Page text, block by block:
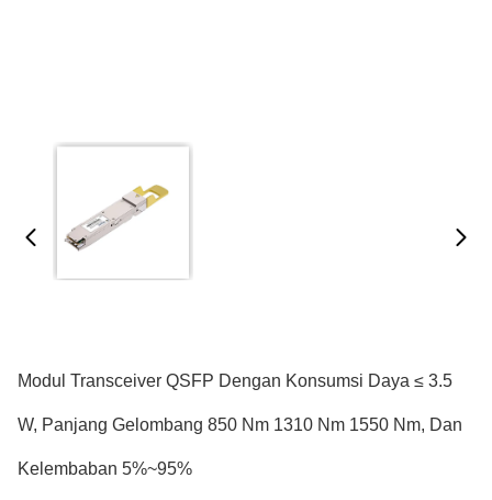
Modul Transceiver QSFP Dengan Konsumsi Daya ≤ 3.5
W, Panjang Gelombang 850 Nm 1310 Nm 1550 Nm, Dan
Kelembaban 5%~95%